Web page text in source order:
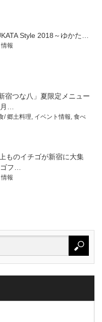
Style 2018～ゆかた…
報
宿つな八」夏限定メニュー
月…
/ 郷土料理, イベント情報, 食べ
ものイチゴが新宿に大集
ゴフ…
報